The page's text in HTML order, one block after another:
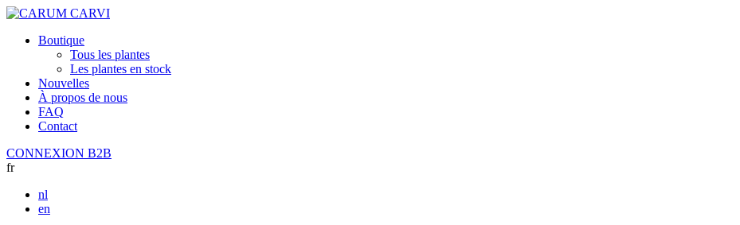
Boutique
Tous les plantes
Les plantes en stock
Nouvelles
À propos de nous
FAQ
Contact
CONNEXION B2B
fr
nl
en